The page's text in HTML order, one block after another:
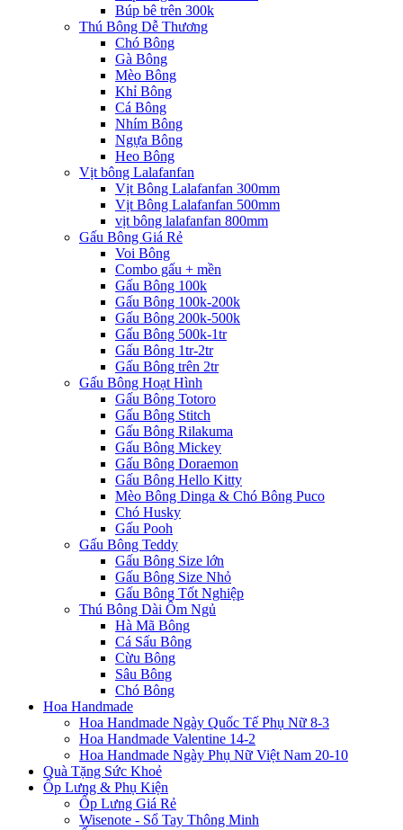
Búp bê trên 300k
Thú Bông Dễ Thương
Chó Bông
Gà Bông
Mèo Bông
Khỉ Bông
Cá Bông
Nhím Bông
Ngựa Bông
Heo Bông
Vịt bông Lalafanfan
Vịt Bông Lalafanfan 300mm
Vịt Bông Lalafanfan 500mm
vịt bông lalafanfan 800mm
Gấu Bông Giá Rẻ
Voi Bông
Combo gấu + mền
Gấu Bông 100k
Gấu Bông 100k-200k
Gấu Bông 200k-500k
Gấu Bông 500k-1tr
Gấu Bông 1tr-2tr
Gấu Bông trên 2tr
Gấu Bông Hoạt Hình
Gấu Bông Totoro
Gấu Bông Stitch
Gấu Bông Rilakuma
Gấu Bông Mickey
Gấu Bông Doraemon
Gấu Bông Hello Kitty
Mèo Bông Dinga & Chó Bông Puco
Chó Husky
Gấu Pooh
Gấu Bông Teddy
Gấu Bông Size lớn
Gấu Bông Size Nhỏ
Gấu Bông Tốt Nghiệp
Thú Bông Dài Ôm Ngủ
Hà Mã Bông
Cá Sấu Bông
Cừu Bông
Sâu Bông
Chó Bông
Hoa Handmade
Hoa Handmade Ngày Quốc Tế Phụ Nữ 8-3
Hoa Handmade Valentine 14-2
Hoa Handmade Ngày Phụ Nữ Việt Nam 20-10
Quà Tặng Sức Khoẻ
Ốp Lưng & Phụ Kiện
Ốp Lưng Giá Rẻ
Wisenote - Sổ Tay Thông Minh